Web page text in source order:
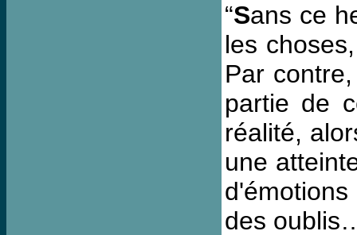
“Sans ce
les
Par
partie de
réalité,
une
des